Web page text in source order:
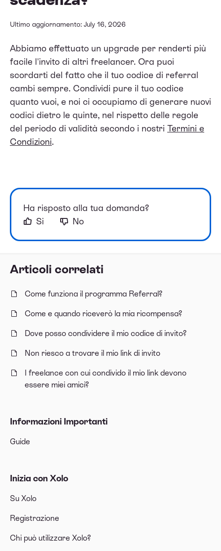
Articoli correlati
Come funziona il programma Referral?
Come e quando riceverò la mia ricompensa?
Dove posso condividere il mio codice di invito?
Non riesco a trovare il mio link di invito
I freelance con cui condivido il mio link devono
essere miei amici?
Informazioni Importanti
Guide
Inizia con Xolo
Su Xolo
Registrazione
Chi può utilizzare Xolo?
Ultimo aggiornamento: July 16, 2026
Abbiamo effettuato un upgrade per renderti più
facile l'invito di altri freelancer. Ora puoi
scordarti del fatto che il tuo codice di referral
cambi sempre. Condividi pure il tuo codice
quanto vuoi, e noi ci occupiamo di generare nuovi
codici dietro le quinte, nel rispetto delle regole
del periodo di validità secondo i nostri Termini e
Condizioni.
Ha risposto alla tua domanda?
Si
No